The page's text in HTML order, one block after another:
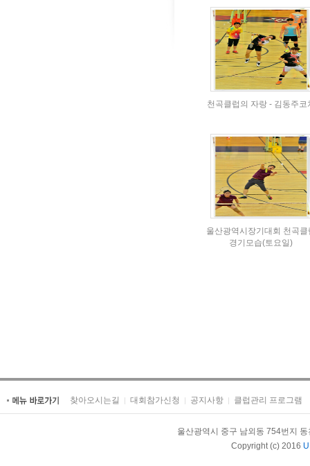
천곡클럽의 자랑 - 김동주코
울산광역시장기대회 천곡클
경기모습(토요일)
찾아오시는길 대회참가신청 공지사항 클럽관리 프로그램
울산광역시 중구 남외동 754번지
Copyright (c) 2016